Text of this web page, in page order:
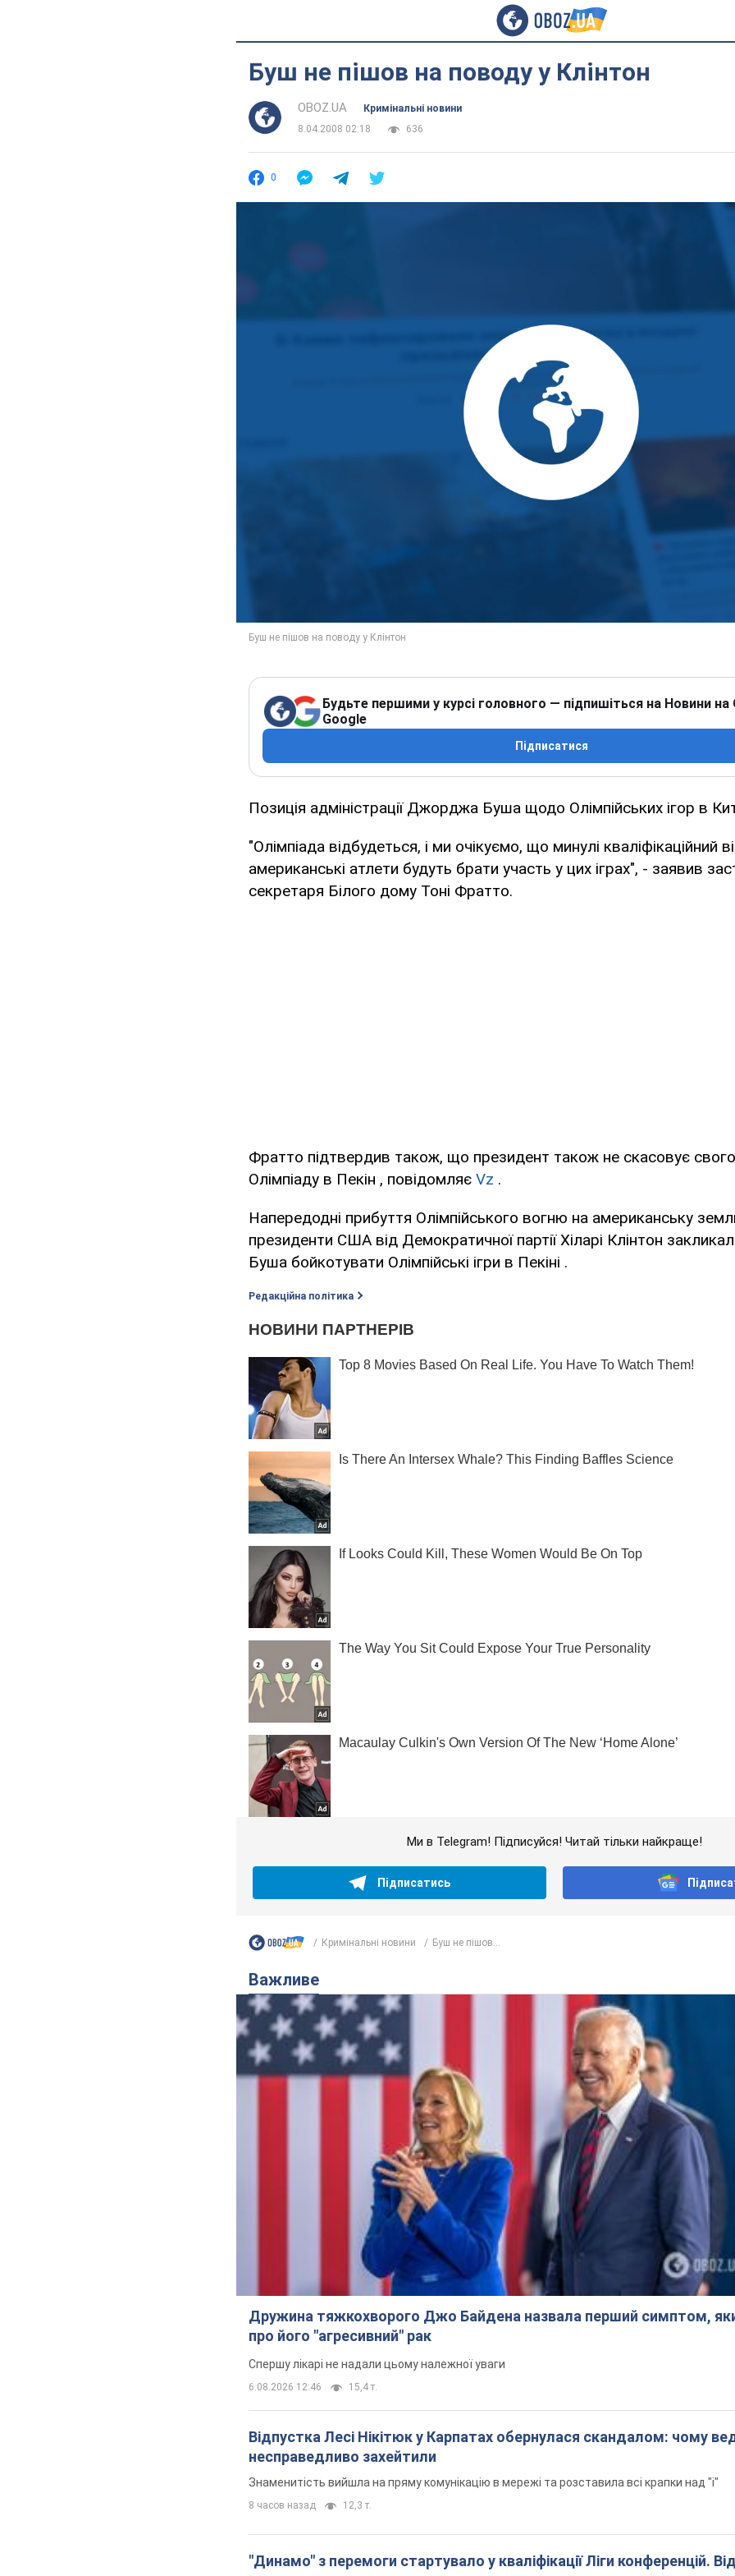
Буш не пішов на поводу у Клінтон
OBOZ.UA
Кримінальні новини
8.04.2008 02:18
636
0
Будьте першими у курсі головного — підпишіться на Новини на
Google
Підписатися
Позиція адміністрації Джорджа Буша щодо Олімпійських ігор в
"Олімпіада відбудеться, і ми очікуємо, що минулі кваліфікаційний
американські атлети будуть брати участь у цих іграх", - заявив
секретаря Білого дому Тоні Фратто.
Фратто підтвердив також, що президент також не скасовує свого
Олімпіаду в Пекін , повідомляє Vz .
Напередодні прибуття Олімпійського вогню на американську
президенти США від Демократичної партії Хіларі Клінтон
Буша бойкотувати Олімпійські ігри в Пекіні .
Редакційна політика
Ми в Telegram! Підписуйся! Читай тільки найкраще!
Підписатись
Кримінальні новини Буш не пішов...
Важливе
Дружина тяжкохворого Джо Байдена назвала перший симптом,
про його "агресивний" рак
Спершу лікарі не надали цьому належної уваги
6.08.2026 12:46 15,4 т.
Відпустка Лесі Нікітюк у Карпатах обернулася скандалом: чому
несправедливо захейтили
Знаменитість вийшла на пряму комунікацію в мережі та розставила всі крапки над "і"
8 часов назад 12,3 т.
"Динамо" з перемоги стартувало у кваліфікації Ліги конференцій.